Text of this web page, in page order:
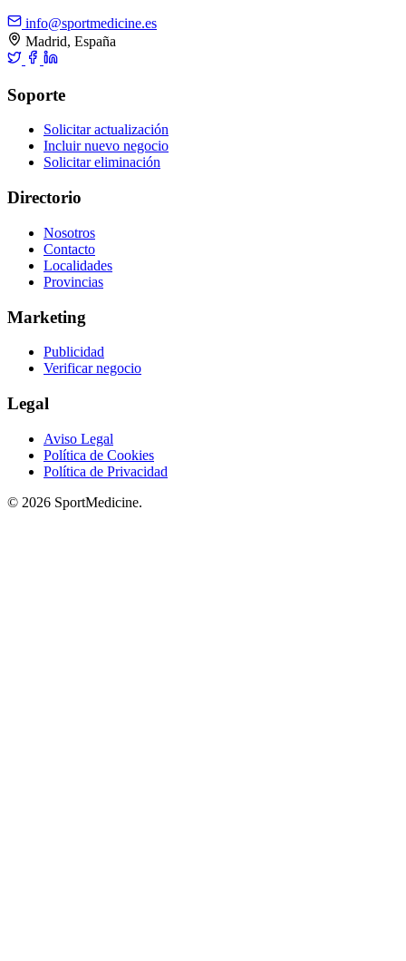
info@sportmedicine.es
Madrid, España
Soporte
Solicitar actualización
Incluir nuevo negocio
Solicitar eliminación
Directorio
Nosotros
Contacto
Localidades
Provincias
Marketing
Publicidad
Verificar negocio
Legal
Aviso Legal
Política de Cookies
Política de Privacidad
© 2026 SportMedicine.